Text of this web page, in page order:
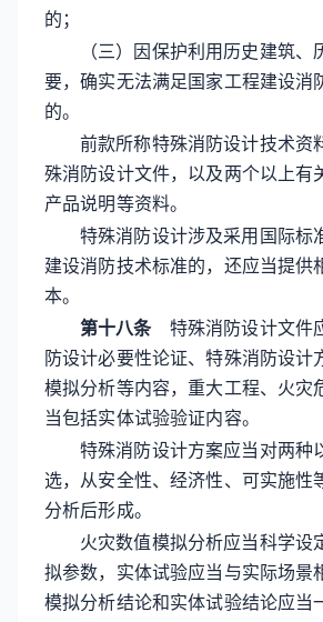
的；
（三）因保护利用历史建筑、
要，确实无法满足国家工程建设消
的。
前款所称特殊消防设计技术资
殊消防设计文件，以及两个以上有
产品说明等资料。
特殊消防设计涉及采用国际标
建设消防技术标准的，还应当提供
本。
第十八条特殊消防设计文件
防设计必要性论证、特殊消防设计
模拟分析等内容，重大工程、火灾
当包括实体试验验证内容。
特殊消防设计方案应当对两种
选，从安全性、经济性、可实施性
分析后形成。
火灾数值模拟分析应当科学设
拟参数，实体试验应当与实际场景
模拟分析结论和实体试验结论应当